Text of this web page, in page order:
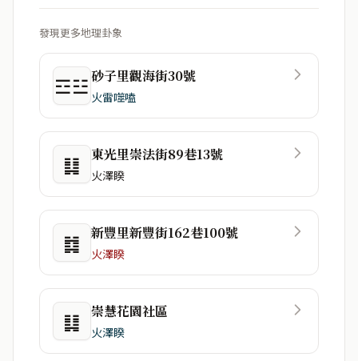
發現更多地理卦象
☲☳砂子里觀海街30號
火雷噬嗑
䷆ 東光里崇法街89巷13號
火澤睽
䷜ 新豐里新豐街162巷100號
火澤睽
䷆ 崇慧花園社區
火澤睽